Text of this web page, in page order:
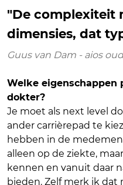
"De complexiteit
dimensies, dat
Guus van Dam - aios
Welke eigenschappen
dokter?
Je moet als next level
ander carrièrepad te
hebben in de
alleen op de ziekte,
kennen en vanuit daar
bieden. Zelf merk ik